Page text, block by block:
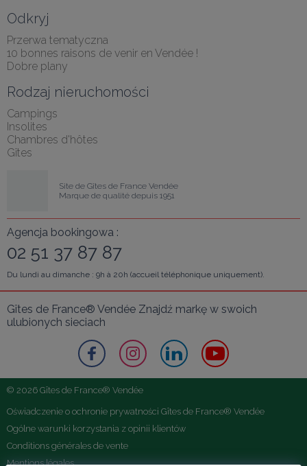
Odkryj
Przerwa tematyczna
10 bonnes raisons de venir en Vendée !
Dobre plany
Rodzaj nieruchomości
Campings
Insolites
Chambres d'hôtes
Gîtes
Site de Gîtes de France Vendée
Marque de qualité depuis 1951
Agencja bookingowa :
02 51 37 87 87
Du lundi au dimanche : 9h à 20h (accueil téléphonique uniquement).
Gîtes de France® Vendée Znajdź markę w swoich
ulubionych sieciach
© 2026 Gîtes de France® Vendée
Oświadczenie o ochronie prywatności Gîtes de France® Vendée
Ogólne warunki korzystania z opinii klientów
Conditions générales de vente
Mentions légales